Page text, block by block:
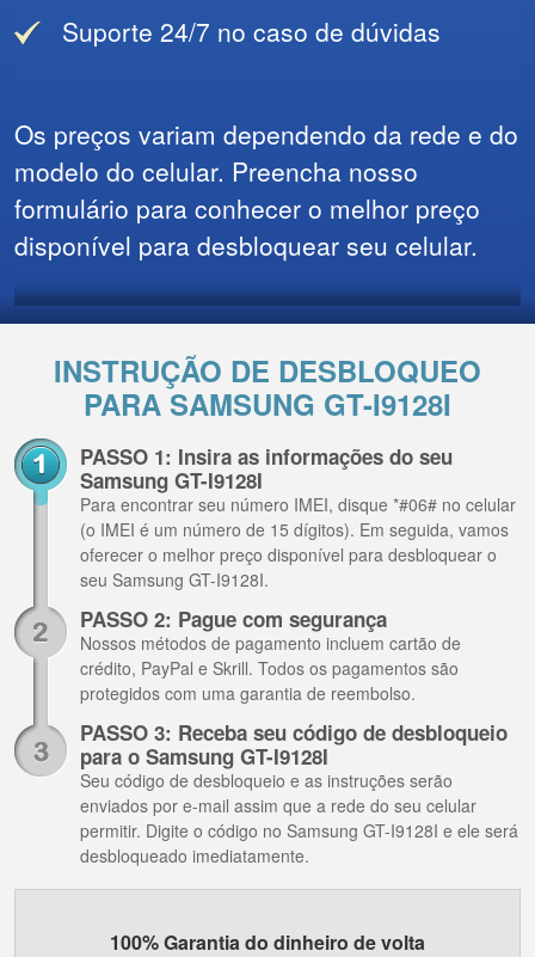
Suporte 24/7 no caso de dúvidas
Os preços variam dependendo da rede e do
modelo do celular. Preencha nosso
formulário para conhecer o melhor preço
disponível para desbloquear seu celular.
INSTRUÇÃO DE DESBLOQUEO
PARA SAMSUNG GT-I9128I
PASSO 1: Insira as informações do seu
Samsung GT-I9128I
Para encontrar seu número IMEI, disque *#06# no celular
(o IMEI é um número de 15 dígitos). Em seguida, vamos
oferecer o melhor preço disponível para desbloquear o
seu Samsung GT-I9128I.
PASSO 2: Pague com segurança
Nossos métodos de pagamento incluem cartão de
crédito, PayPal e Skrill. Todos os pagamentos são
protegidos com uma garantia de reembolso.
PASSO 3: Receba seu código de desbloqueio
para o Samsung GT-I9128I
Seu código de desbloqueio e as instruções serão
enviados por e-mail assim que a rede do seu celular
permitir. Digite o código no Samsung GT-I9128I e ele será
desbloqueado imediatamente.
100% Garantia do dinheiro de volta